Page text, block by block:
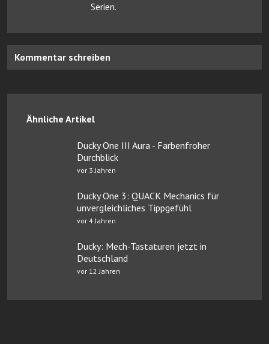
Serien.
Kommentar schreiben
Ähnliche Artikel
Ducky One III Aura - Farbenfroher
Durchblick
vor 3 Jahren
Ducky One 3: QUACK Mechanics für
unvergleichliches Tippgefühl
vor 4 Jahren
Ducky: Mech-Tastaturen jetzt in
Deutschland
vor 12 Jahren